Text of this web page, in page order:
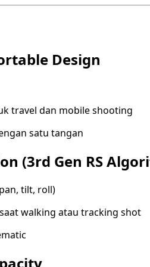
Design
travel dan mobile shooting
satu tangan
(3rd Gen RS
tilt, roll)
walking atau tracking shot